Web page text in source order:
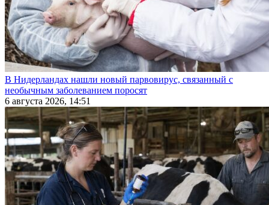
В Нидерландах нашли новый парвовирус, связанный с
необычным заболеванием поросят
6 августа 2026, 14:51